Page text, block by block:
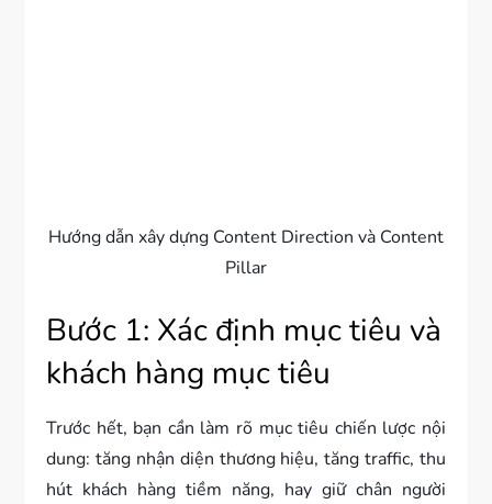
Hướng dẫn xây dựng Content Direction và Content
Pillar
Bước 1: Xác định mục tiêu và
khách hàng mục tiêu
Trước hết, bạn cần làm rõ mục tiêu chiến lược nội
dung: tăng nhận diện thương hiệu, tăng traffic, thu
hút khách hàng tiềm năng, hay giữ chân người